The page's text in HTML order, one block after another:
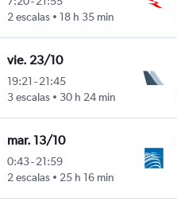
2 escalas
18 h 35 min
vie. 23/10
19:21 -21:45
3 escalas
30 h 24 min
mar. 13/10
0:43-21:59
2 escalas
25 h 16 min